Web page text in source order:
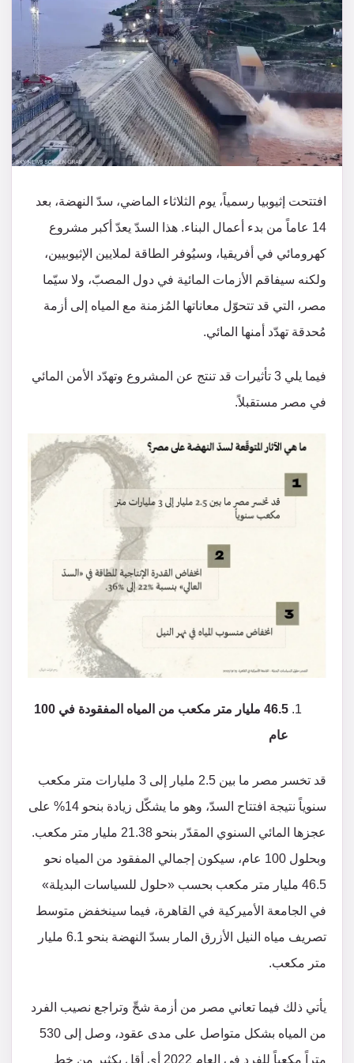
افتتحت إثيوبيا رسمياً، يوم الثلاثاء الماضي، سدّ النهضة، بعد
14 عاماً من بدء أعمال البناء. هذا السدّ يعدّ أكبر مشروع
كهرومائي في أفريقيا، وسيُوفر الطاقة لملايين الإثيوبيين،
ولكنه سيفاقم الأزمات المائية في دول المصبّ، ولا سيّما
مصر، التي قد تتحوّل معاناتها المُزمنة مع المياه إلى أزمة
مُحدقة تهدّد أمنها المائي.
فيما يلي 3 تأثيرات قد تنتج عن المشروع وتهدّد الأمن المائي
في مصر مستقبلاً.
46.5 مليار متر مكعب من المياه المفقودة في 100
عام
قد تخسر مصر ما بين 2.5 مليار إلى 3 مليارات متر مكعب
سنوياً نتيجة افتتاح السدّ، وهو ما يشكّل زيادة بنحو 14% على
عجزها المائي السنوي المقدّر بنحو 21.38 مليار متر مكعب.
وبحلول 100 عام، سيكون إجمالي المفقود من المياه نحو
46.5 مليار متر مكعب بحسب «حلول للسياسات البديلة»
في الجامعة الأميركية في القاهرة، فيما سينخفض متوسط
تصريف مياه النيل الأزرق المار بسدّ النهضة بنحو 6.1 مليار
متر مكعب.
يأتي ذلك فيما تعاني مصر من أزمة شحِّ وتراجع نصيب الفرد
من المياه بشكل متواصل على مدى عقود، وصل إلى 530
متراً مكعباً للفرد في العام 2022 أي أقل بكثير من خط